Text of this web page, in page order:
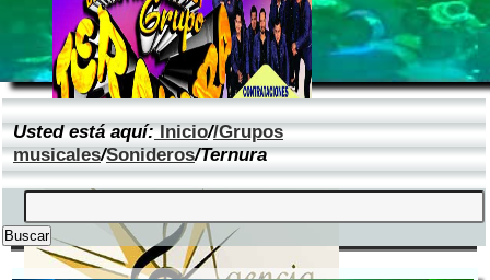
Usted está aquí:Inicio//Grupos
musicales/Sonideros/Ternura